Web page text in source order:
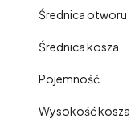
Średnica otworu
Średnica kosza
Pojemność
Wysokość kosza